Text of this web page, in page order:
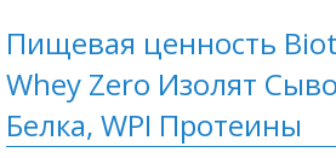
Пищевая ценность
Whey Zero Изолят
Белка, WPI Протеины